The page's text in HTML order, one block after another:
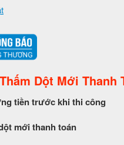
Dột Mới Thanh
tiền trước khi thi công
mới thanh toán